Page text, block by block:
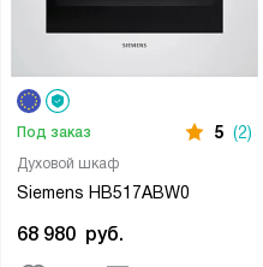
Духовой шкаф
Siemens HB517ABW0
Под заказ 5 (2)
68 980 руб.